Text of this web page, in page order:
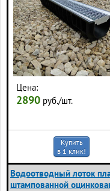
Цена:
2890 руб./шт.
Купить
в 1 клик!
Водоотводный лоток
штампованной